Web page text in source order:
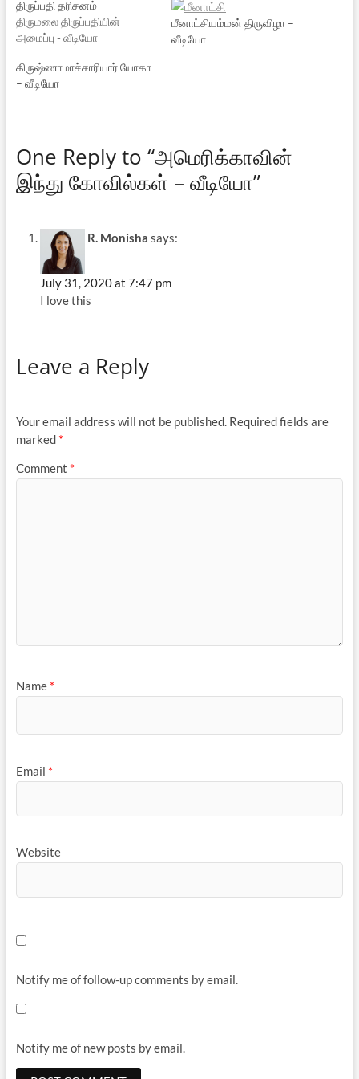
திருப்பதி தரிசனம்
திருமலை திருப்பதியின்
அமைப்பு - வீடியோ
மீனாட்சியம்மன் திருவிழா –
வீடியோ
கிருஷ்ணாமாச்சாரியார் யோகா
– வீடியோ
One Reply to “அமெரிக்காவின்
இந்து கோவில்கள் – வீடியோ”
R. Monisha says:
July 31, 2020 at 7:47 pm
I love this
Leave a Reply
Your email address will not be published. Required fields are
marked *
Comment *
Name *
Email *
Website
Notify me of follow-up comments by email.
Notify me of new posts by email.